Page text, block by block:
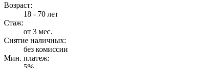
Возраст:
18 - 70 лет
Стаж:
от 3 мес.
Снятие наличных:
без комиссии
Мин. платеж: